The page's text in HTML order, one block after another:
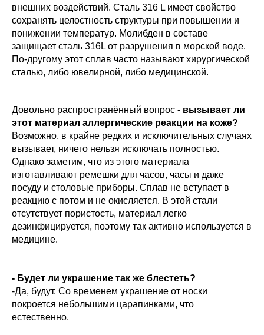
внешних воздействий. Сталь 316 L имеет свойство
сохранять целостность структуры при повышении и
понижении температур. Молибден в составе
защищает сталь 316L от разрушения в морской воде.
По-другому этот сплав часто называют хирургической
сталью, либо ювелирной, либо медицинской.
Довольно распространённый вопрос - вызывает ли
этот материал аллергические реакции на коже?
Возможно, в крайне редких и исключительных случаях
вызывает, ничего нельзя исключать полностью.
Однако заметим, что из этого материала
изготавливают ремешки для часов, часы и даже
посуду и столовые приборы. Сплав не вступает в
реакцию с потом и не окисляется. В этой стали
отсутствует пористость, материал легко
дезинфицируется, поэтому так активно используется в
медицине.
- Будет ли украшение так же блестеть?
-Да, будут. Со временем украшение от носки
покроется небольшими царапинками, что
естественно.